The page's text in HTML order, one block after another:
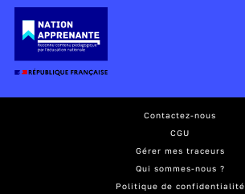
Contactez-nous
CGU
Gérer mes traceurs
Qui sommes-nous ?
Politique de confidentialité